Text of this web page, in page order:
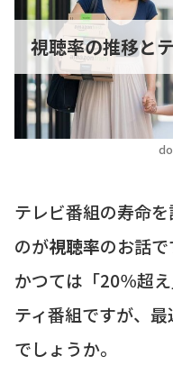
視聴率の推移と
テレビ番組の寿命
のが視聴率のお話で
かつては「20％超
ティ番組ですが、
でしょうか。